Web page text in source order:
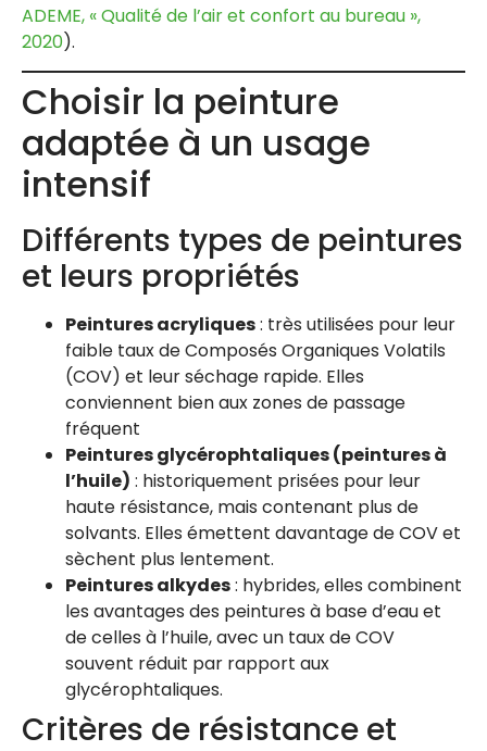
ADEME, « Qualité de l’air et confort au bureau »,
2020).
Choisir la peinture
adaptée à un usage
intensif
Différents types de peintures
et leurs propriétés
Peintures acryliques: très utilisées pour leur
faible taux de Composés Organiques Volatils
(COV) et leur séchage rapide. Elles
conviennent bien aux zones de passage
fréquent
Peintures glycérophtaliques (peintures à
l’huile) : historiquement prisées pour leur
haute résistance, mais contenant plus de
solvants. Elles émettent davantage de COV et
sèchent plus lentement.
Peintures alkydes: hybrides, elles combinent
les avantages des peintures à base d’eau et
de celles à l’huile, avec un taux de COV
souvent réduit par rapport aux
glycérophtaliques.
Critères de résistance et